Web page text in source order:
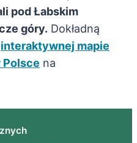
pod Łabskim
góry. Dokładną
interaktywnej mapie
na